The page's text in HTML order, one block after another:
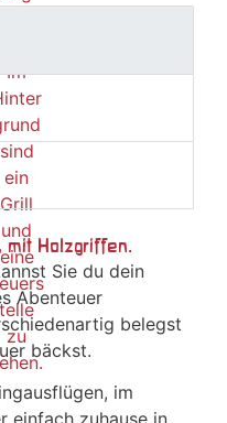
mit Holzgriffen.
Sie du dein
Abenteuer
belegst
bäckst.
im